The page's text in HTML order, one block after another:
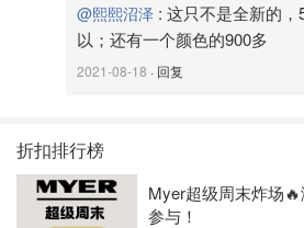
@熙熙沼泽 : 这只不是全新的
以；还有一个颜色的900多
2021-08-18 · 回复
折扣排行榜
Myer超级周末炸场
参与！